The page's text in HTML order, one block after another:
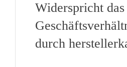
Widerspricht
durch